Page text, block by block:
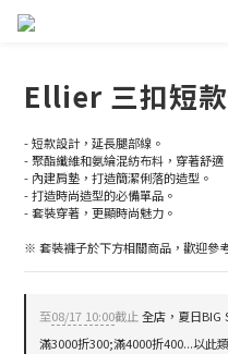
Ellier 三扣短
- 短款設計，延長腿部線。
- 聚酯纖維和氨綸混紡布料，穿著舒適
- 內建肩墊，打造簡潔俐落的造型。
- 打造時尚造型的必備單品。
- 套裝穿著，更顯時尚魅力。
※ 套裝褲子於下方相關商品，歡迎參
至08/17 10:00截止全店，夏日BIG
滿3000折300;滿4000折400...以此